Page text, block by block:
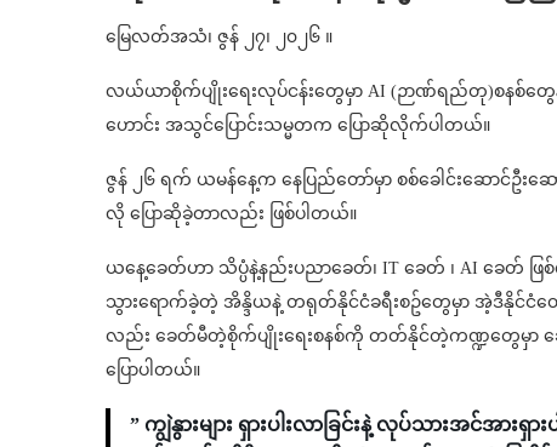
မြေလတ်အသံ၊ ဇွန် ၂၇၊ ၂၀၂၆ ။
လယ်ယာစိုက်ပျိုးရေးလုပ်ငန်းတွေမှာ AI (ဉာဏ်ရည်တု)စနစ်
ဟောင်း အသွင်ပြောင်းသမ္မတက ပြောဆိုလိုက်ပါတယ်။
ဇွန် ၂၆ ရက် ယမန်နေ့က နေပြည်တော်မှာ စစ်ခေါင်းဆောင်ဦးဆ
လို ပြောဆိုခဲ့တာလည်း ဖြစ်ပါတယ်။
ယနေ့ခေတ်ဟာ သိပ္ပံနဲ့နည်းပညာခေတ်၊ IT ခေတ် ၊ AI ခေတ် ဖြစ်လ
သွားရောက်ခဲ့တဲ့ အိန္ဒိယနဲ့ တရုတ်နိုင်ငံခရီးစဥ်တွေမှာ အဲ့ဒီနိုင်ငံ
လည်း ခေတ်မီတဲ့စိုက်ပျိုးရေးစနစ်ကို တတ်နိုင်တဲ့ကဏ္ဍတွေမှာ
ပြောပါတယ်။
” ကျွဲနွားများ ရှားပါးလာခြင်းနဲ့ လုပ်သားအင်အား